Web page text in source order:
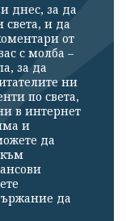
днес, за да
света, и да
от
с молба –
за да
ни
по света,
в интернет
и
да
да